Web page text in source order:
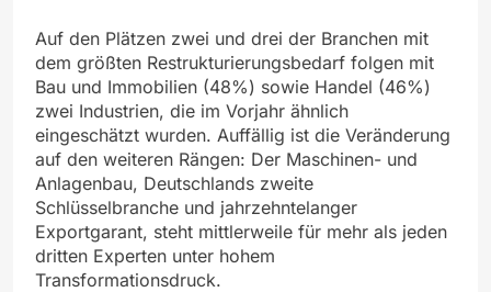
Auf den Plätzen zwei und drei der Branchen mit
dem größten Restrukturierungsbedarf folgen mit
Bau und Immobilien (48%) sowie Handel (46%)
zwei Industrien, die im Vorjahr ähnlich
eingeschätzt wurden. Auffällig ist die Veränderung
auf den weiteren Rängen: Der Maschinen- und
Anlagenbau, Deutschlands zweite
Schlüsselbranche und jahrzehntelanger
Exportgarant, steht mittlerweile für mehr als jeden
dritten Experten unter hohem
Transformationsdruck.